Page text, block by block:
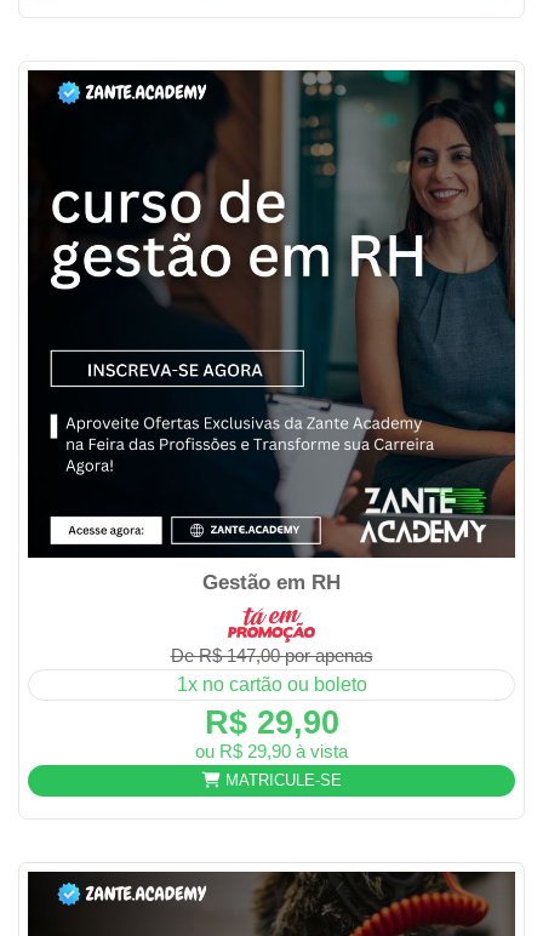
Gestão em RH
De R$ 147,00 por apenas
1x no cartão ou boleto
R$ 29,90
ou R$ 29,90 à vista
MATRICULE-SE